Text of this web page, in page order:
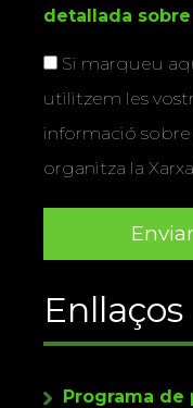
detallada
Si marqueu
utilitzem les
informació
organitza la Xarxa
Enllaços
Programa de